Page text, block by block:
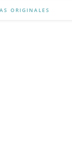
ORIGINALES